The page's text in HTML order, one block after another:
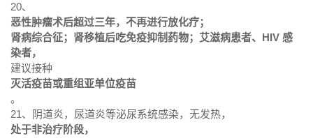
20、
恶性肿瘤术后超过三年，不再进行放化疗；
肾病综合征；肾移植后吃免疫抑制药物；艾滋病患者、HIV 感
染者，
建议接种
灭活疫苗或重组亚单位疫苗
。
21、阴道炎，尿道炎等泌尿系统感染，无发热，
处于非治疗阶段，